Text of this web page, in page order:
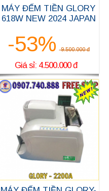
MÁY ĐẾM TIỀN GLORY
618W NEW 2024 JAPAN
-53% 9.500.000 đ
Giá sỉ: 4.500.000 đ